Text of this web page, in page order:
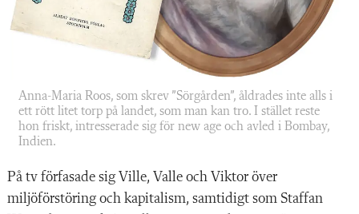
Anna-Maria Roos, som skrev ”Sörgården”, åldrades inte alls i
ett rött litet torp på landet, som man kan tro. I stället reste
hon friskt, intresserade sig för new age och avled i Bombay,
Indien.
På tv förfasade sig Ville, Valle och Viktor över
miljöförstöring och kapitalism, samtidigt som Staffan